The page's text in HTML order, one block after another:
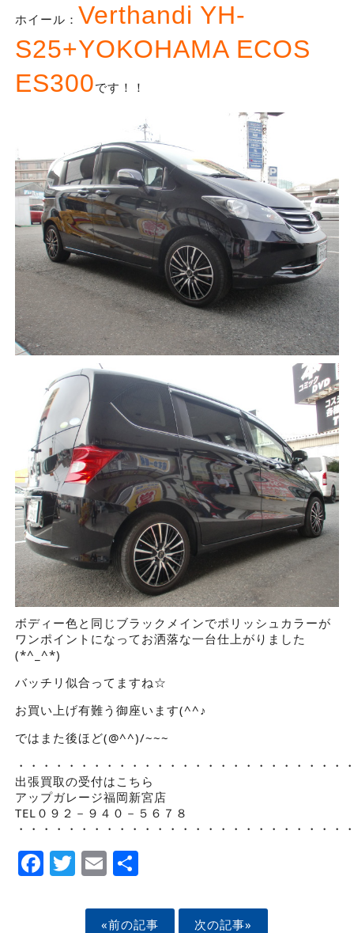
ホイール： Verthandi YH-
S25+YOKOHAMA ECOS
ES300です！！
ボディー色と同じブラックメインでポリッシュカラーが
ワンポイントになってお洒落な一台仕上がりました
(*^_^*)
バッチリ似合ってますね☆
お買い上げ有難う御座います(^^♪
ではまた後ほど(@^^)/~~~
・・・・・・・・・・・・・・・・・・・・・・・・・・
出張買取の受付はこちら
アップガレージ福岡新宮店
TEL０９２－９４０－５６７８
・・・・・・・・・・・・・・・・・・・・・・・・・・
Facebook
Twitter
EmailShare
«前の記事 次の記事»